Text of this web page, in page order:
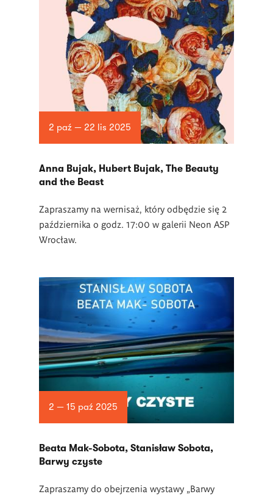
2 paź — 22 lis 2025
Anna Bujak, Hubert Bujak, The Beauty
and the Beast
Zapraszamy na wernisaż, który odbędzie się 2
października o godz. 17:00 w galerii Neon ASP
Wrocław.
2 — 15 paź 2025
Beata Mak-Sobota, Stanisław Sobota,
Barwy czyste
Zapraszamy do obejrzenia wystawy „Barwy